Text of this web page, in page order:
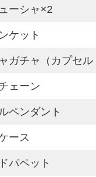
ーシャ×2
ケット
ガチャ（カプセル
ェーン
ペンダント
ース
パペット